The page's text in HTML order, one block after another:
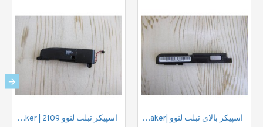
اسپیکر بالای تبلت لنوو |Lenovo S8 Tablet Speaker اسپیکر تبلت لنوو 2109 | Lenovo IdeaTab S2109A-F Tablet Speaker